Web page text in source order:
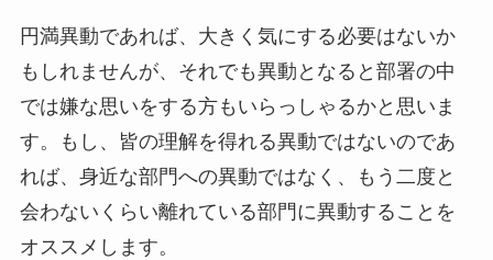
円満異動であれば、大きく気にする必要はないか
もしれませんが、それでも異動となると部署の中
では嫌な思いをする方もいらっしゃるかと思いま
す。もし、皆の理解を得れる異動ではないのであ
れば、身近な部門への異動ではなく、もう二度と
会わないくらい離れている部門に異動することを
オススメします。